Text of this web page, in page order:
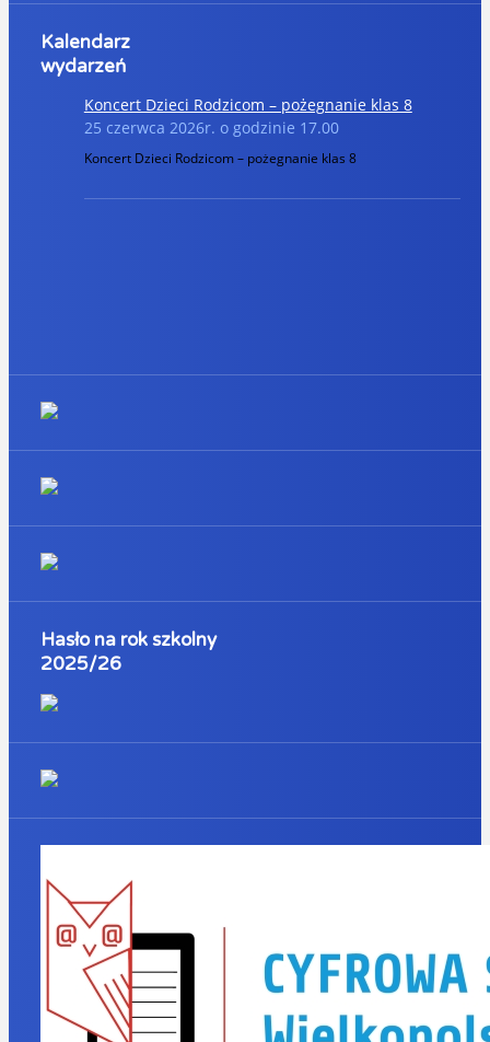
Kalendarz
wydarzeń
Koncert Dzieci Rodzicom – pożegnanie klas 8
25 czerwca 2026r. o godzinie 17.00
Koncert Dzieci Rodzicom – pożegnanie klas 8
Hasło na rok szkolny
2025/26